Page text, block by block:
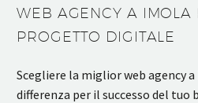
WEB AGENCY A IMOLA
PROGETTO DIGITALE
Scegliere la miglior web agency
differenza per il successo del tuo